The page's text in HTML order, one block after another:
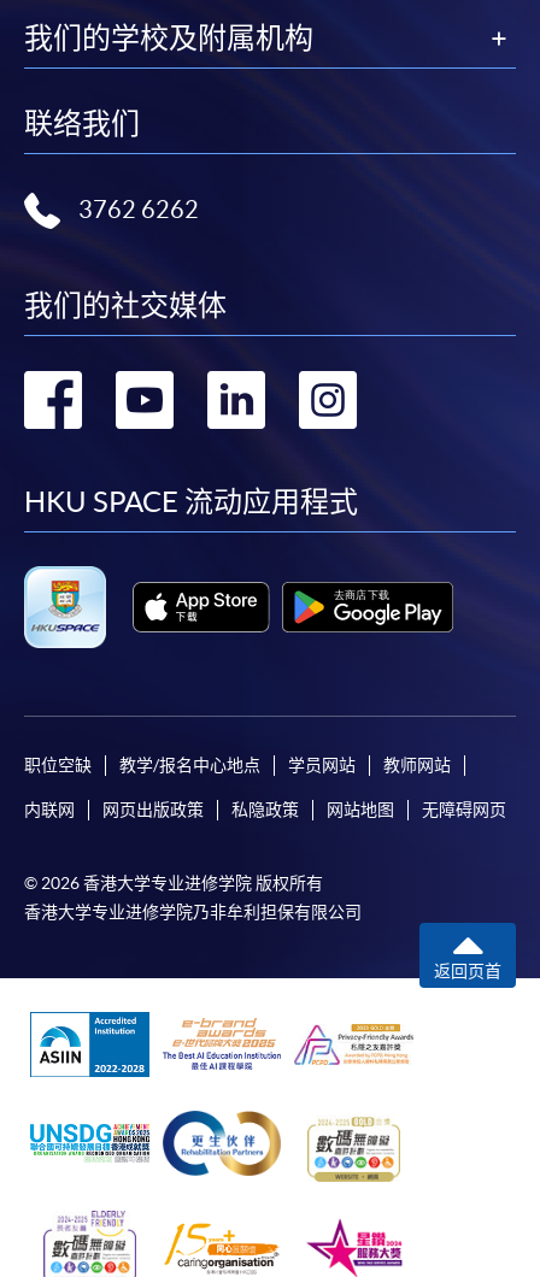
我们的学校及附属机构
联络我们
3762 6262
我们的社交媒体
转
facebook
转
youtube
转
linkedin
转
HKU SPACE 流动应用程式
职位空缺 教学/报名中心地点 学员网站 教师网站
内联网 网页出版政策 私隐政策 网站地图 无障碍网页
© 2026 香港大学专业进修学院 版权所有
香港大学专业进修学院乃非牟利担保有限公司
返回页首